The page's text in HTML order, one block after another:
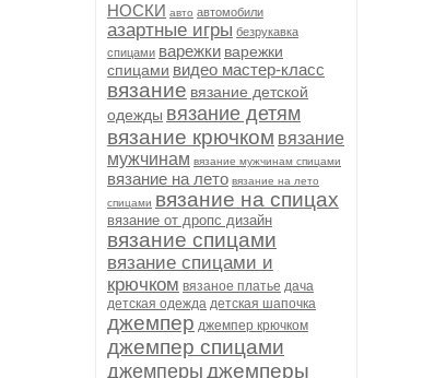
НОСКИ авто автомобили
азартные игры безрукавка
спицами варежки варежки
спицами видео мастер-класс
вязание вязание детской
одежды вязание детям
вязание крючком вязание
мужчинам вязание мужчинам спицами
вязание на лето вязание на лето
спицами вязание на спицах
вязание от дропс дизайн
вязание спицами
вязание спицами и
крючком вязаное платье дача
детская одежда детская шапочка
джемпер джемпер крючком
джемпер спицами
джемперы джемперы